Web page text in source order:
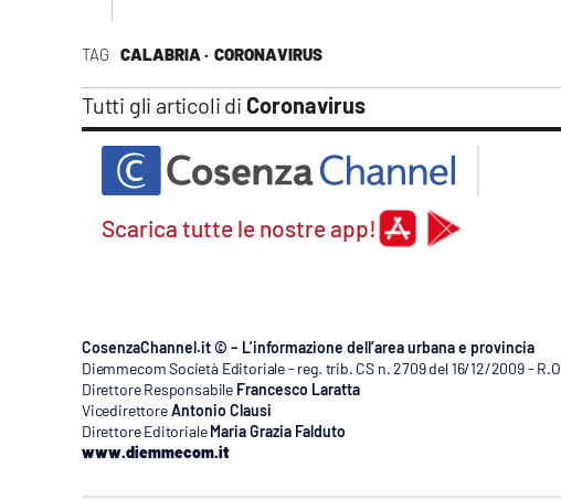
Vai
TAG CALABRIA · CORONAVIRUS
Tutti gli articoli di Coronavirus
Scarica tutte le nostre app!
CosenzaChannel.it © – L’informazione dell’area urbana e provincia
Diemmecom Società Editoriale - reg. trib. CS n. 2709 del 16/12/2009 -
Direttore Responsabile Francesco Laratta
VicedirettoreAntonio Clausi
Direttore Editoriale Maria Grazia Falduto
www.diemmecom.it